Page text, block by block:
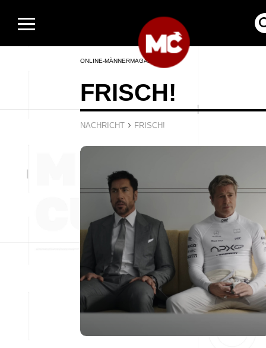
ONLINE-MÄNNERMAGAZIN
FRISCH!
NACHRICHT › FRISCH!